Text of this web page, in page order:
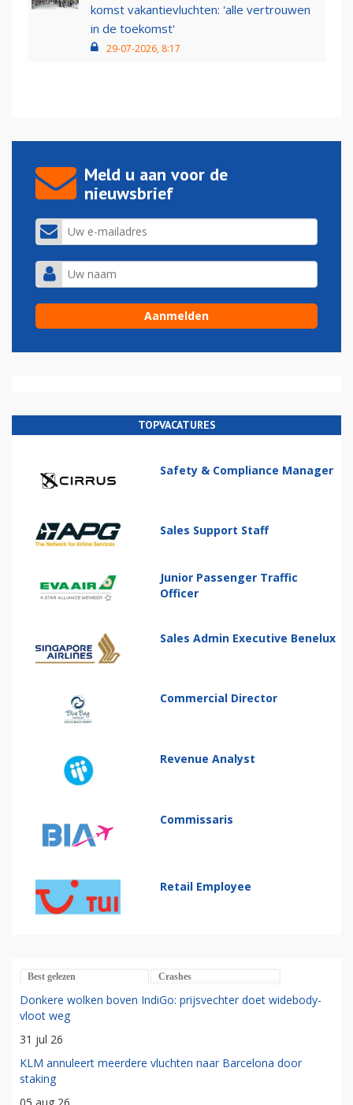
komst vakantievluchten: 'alle vertrouwen
in de toekomst'
29-07-2026, 8:17
Meld u aan voor de
nieuwsbrief
TOPVACATURES
Safety & Compliance Manager
Sales Support Staff
Junior Passenger Traffic
Officer
Sales Admin Executive Benelux
Commercial Director
Revenue Analyst
Commissaris
Retail Employee
Best gelezen Crashes
Donkere wolken boven IndiGo: prijsvechter doet widebody-
vloot weg
31 jul 26
KLM annuleert meerdere vluchten naar Barcelona door
staking